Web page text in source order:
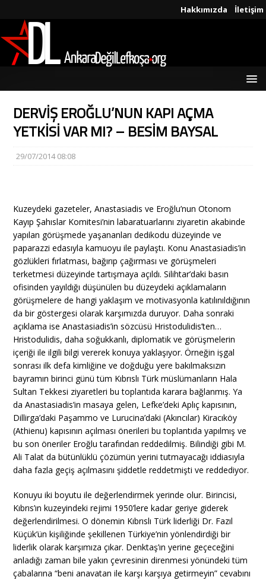
Hakkımızda İletişim
DERVİŞ EROĞLU’NUN KAPI AÇMA
YETKİSİ VAR MI? – BESİM BAYSAL
29/07/2014 08:08
Kuzeydeki gazeteler, Anastasiadis ve Eroğlu’nun Otonom
Kayıp Şahıslar Komitesi’nin labaratuarlarını ziyaretin akabinde
yapılan görüşmede yaşananları dedikodu düzeyinde ve
paparazzi edasıyla kamuoyu ile paylaştı. Konu Anastasiadis’in
gözlükleri fırlatması, bağırıp çağırması ve görüşmeleri
terketmesi düzeyinde tartışmaya açıldı. Silihtar’daki basın
ofisinden yayıldığı düşünülen bu düzeydeki açıklamaların
görüşmelere de hangi yaklaşım ve motivasyonla katılınıldığının
da bir göstergesi olarak karşımızda duruyor. Daha sonraki
açıklama ise Anastasiadis’in sözcüsü Hristodulidis’ten…
Hristodulidis, daha soğukkanlı, diplomatik ve görüşmelerin
içeriği ile ilgili bilgi vererek konuya yaklaşıyor. Örneğin işgal
sonrası ilk defa kimliğine ve doğduğu yere bakılmaksızın
bayramın birinci günü tüm Kıbrıslı Türk müslümanların Hala
Sultan Tekkesi ziyaretleri bu toplantıda karara bağlanmış. Ya
da Anastasiadis’in masaya gelen, Lefke’deki Aplıç kapısının,
Dillirga’daki Paşammo ve Lurucina’daki (Akıncılar) Kiracıköy
(Athienu) kapısının açılması önerileri bu toplantıda yapılmış ve
bu son öneriler Eroğlu tarafından reddedilmiş. Bilindiği gibi M.
Ali Talat da bütünlüklü çözümün yerini tutmayacağı iddiasıyla
daha fazla geçiş açılmasını şiddetle reddetmişti ve reddediyor.
Konuyu iki boyutu ile değerlendirmek yerinde olur. Birincisi,
Kıbrıs’ın kuzeyindeki rejimi 1950’lere kadar geriye giderek
değerlendirilmesi. O dönemin Kıbrıslı Türk liderliği Dr. Fazıl
Küçük’ün kişiliğinde şekillenen Türkiye’nin yönlendirdiği bir
liderlik olarak karşımıza çıkar. Denktaş’ın yerine geçeceğini
anladığı zaman bile yakın çevresinin direnmesi yönündeki tüm
çabalarına “beni anavatan ile karşı karşıya getirmeyin” cevabını